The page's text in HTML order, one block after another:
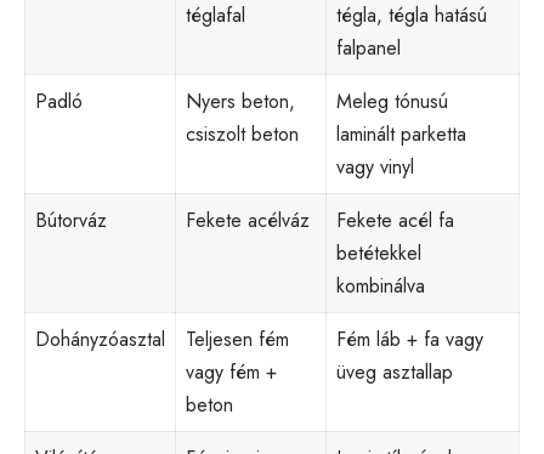
téglafal
tégla, tégla hatású
falpanel
Padló
Nyers beton,
csiszolt beton
Meleg tónusú
laminált parketta
vagy vinyl
Bútorváz
Fekete acélváz
Fekete acél fa
betétekkel
kombinálva
Dohányzóasztal
Teljesen fém
vagy fém +
beton
Fém láb + fa vagy
üveg asztallap